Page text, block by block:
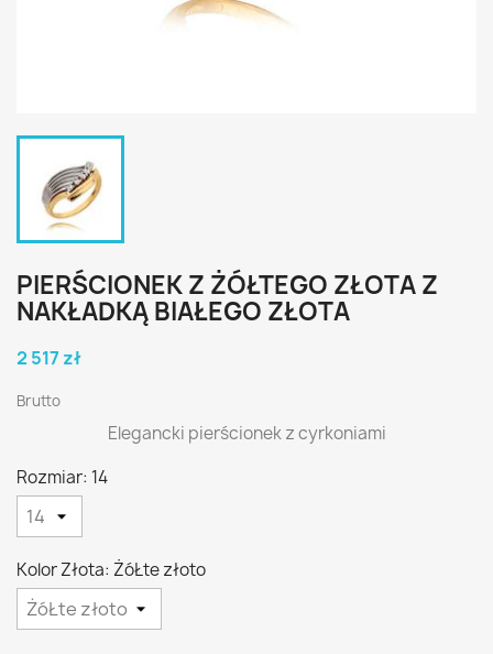
PIERŚCIONEK Z ŻÓŁTEGO ZŁOTA Z
NAKŁADKĄ BIAŁEGO ZŁOTA
2 517 zł
Brutto
Elegancki pierścionek z cyrkoniami
Rozmiar: 14
Kolor Złota: ŻóŁte złoto